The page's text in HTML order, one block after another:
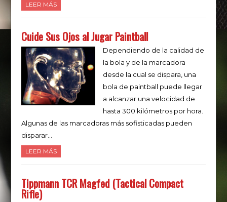
LEER MÁS
Cuide Sus Ojos al Jugar Paintball
Dependiendo de la calidad de
la bola y de la marcadora
desde la cual se dispara, una
bola de paintball puede llegar
a alcanzar una velocidad de
hasta 300 kilómetros por hora.
Algunas de las marcadoras más sofisticadas pueden
disparar…
LEER MÁS
Tippmann TCR Magfed (Tactical Compact
Rifle)